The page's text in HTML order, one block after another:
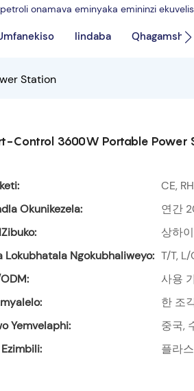
onamava eminyaka emininzi
Iindaba
Station
Control 3600W Portable Power
CE,
Okunikezela:
연간
상하이
Lokubhatala Ngokubhaliweyo: T/T,
사용
한 조
Yemvelaphi:
중국,
플라